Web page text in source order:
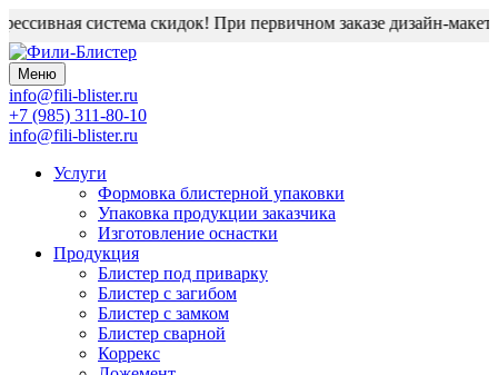
система скидок! При первичном заказе дизайн-макет
Меню
info@fili-blister.ru
+7 (985) 311-80-10
info@fili-blister.ru
Услуги
Формовка блистерной упаковки
Упаковка продукции заказчика
Изготовление оснастки
Продукция
Блистер под приварку
Блистер с загибом
Блистер с замком
Блистер сварной
Коррекс